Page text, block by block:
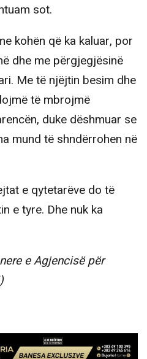
sot.
kohën që ka kaluar, por
dhe me përgjegjësinë
Me të njëjtin besim dhe
të mbrojmë
duke dëshmuar se
mund të shndërrohen në
e qytetarëve do të
e tyre. Dhe nuk ka
e Agjencisë për